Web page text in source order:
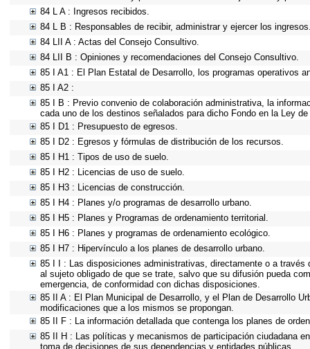
84 L A : Ingresos recibidos.
84 L B : Responsables de recibir, administrar y ejercer los
84 LII A : Actas del Consejo Consultivo.
84 LII B : Opiniones y recomendaciones del Consejo Consultivo.
85 I A1 : El Plan Estatal de Desarrollo, los programas operativos
85 I A2 :
85 I B : Previo convenio de colaboración administrativa, la
cada uno de los destinos señalados para dicho Fondo en la Ley
85 I D1 : Presupuesto de egresos.
85 I D2 : Egresos y fórmulas de distribución de los recursos.
85 I H1 : Tipos de uso de suelo.
85 I H2 : Licencias de uso de suelo.
85 I H3 : Licencias de construcción.
85 I H4 : Planes y/o programas de desarrollo urbano.
85 I H5 : Planes y Programas de ordenamiento territorial.
85 I H6 : Planes y programas de ordenamiento ecológico.
85 I H7 : Hipervínculo a los planes de desarrollo urbano.
85 I I : Las disposiciones administrativas, directamente o a
al sujeto obligado de que se trate, salvo que su difusión pueda
emergencia, de conformidad con dichas disposiciones.
85 II A : El Plan Municipal de Desarrollo, y el Plan de Desarrollo
modificaciones que a los mismos se propongan.
85 II F : La información detallada que contenga los planes de
85 II H : Las políticas y mecanismos de participación ciudadana
toma de decisiones de sus dependencias y entidades públicas.